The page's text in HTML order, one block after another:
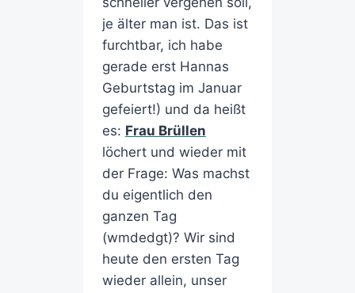
je älter man ist. Das ist
furchtbar, ich habe
gerade erst Hannas
Geburtstag im Januar
gefeiert!) und da heißt
es: Frau Brüllen
löchert und wieder mit
der Frage: Was machst
du eigentlich den
ganzen Tag
(wmdedgt)? Wir sind
heute den ersten Tag
wieder allein, unser